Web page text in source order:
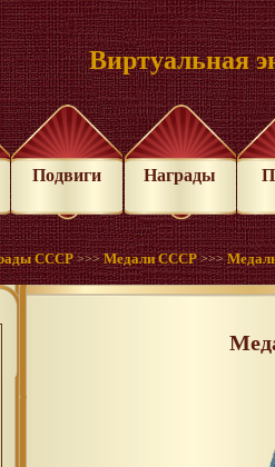
Виртуальная
Подвиги Награды
СССР >>>Медали СССР >>>